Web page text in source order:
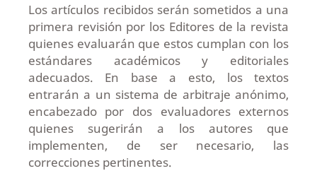
Los artículos recibidos serán sometidos a una
primera revisión por los Editores de la revista
quienes evaluarán que estos cumplan con los
estándares académicos y editoriales
adecuados. En base a esto, los textos
entrarán a un sistema de arbitraje anónimo,
encabezado por dos evaluadores externos
quienes sugerirán a los autores que
implementen, de ser necesario, las
correcciones pertinentes.